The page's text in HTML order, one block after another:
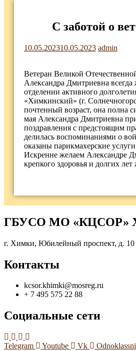
С заботой о
10.05.202310.05.2023 admin
Ветеран Великой
Александра Дмитриевна всегда
отделении активного
«Химкинский» (г.
почтенный возраст, она полна
мая Александра Дмитриевна
поздравления с предстоящим
делилась воспоминаниями о
оказаны парикмахерские
Искренне желаем Александре
крепкого здоровья и долгих
ГБУСО МО «КЦСОР»
г. Химки, Юбилейный проспект, д. 10
Контакты
kcsor.khimki@mosreg.ru
+ 7 495 575 22 88
Социальные сети
Telegram Youtube Vk